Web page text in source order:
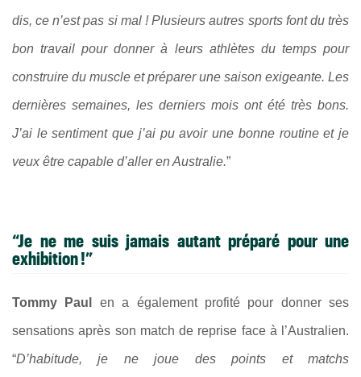
dis, ce n’est pas si mal ! Plusieurs autres sports font du très
bon travail pour donner à leurs athlètes du temps pour
construire du muscle et préparer une saison exigeante. Les
dernières semaines, les derniers mois ont été très bons.
J’ai le sentiment que j’ai pu avoir une bonne routine et je
veux être capable d’aller en Australie.”
“Je ne me suis jamais autant préparé pour une
exhibition !”
Tommy Paul en a également profité pour donner ses
sensations après son match de reprise face à l’Australien.
“D’habitude, je ne joue des points et matchs